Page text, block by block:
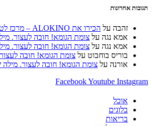
תגובות אחרונות
זהבה על הכירו את ALOKINO – מרכז לטיפולי אסתטיקה
אמא נגה על צומת הגומא! חובה לעצור.
אמא נגה על צומת הגומא! חובה לעצור.
בוריס בוחבוט על צומת הגומא! חובה
אורנה על צומת הגומא! חובה לעצור.
FacebookYoutube Instagram
אוכל
בלוגים
בריאות